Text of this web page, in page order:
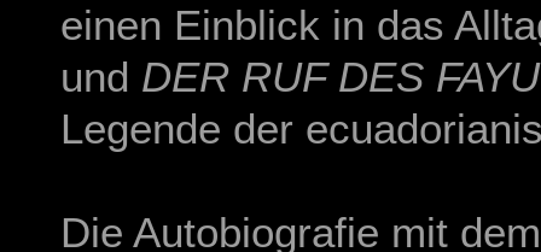
einen Einblick in das
und DER RUF DES
Legende der
Die Autobiografie mit